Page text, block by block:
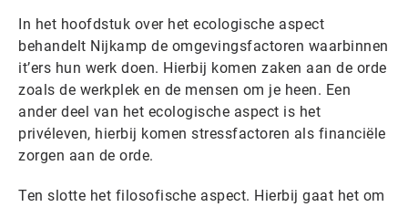
In het hoofdstuk over het ecologische aspect
behandelt Nijkamp de omgevingsfactoren waarbinnen
it’ers hun werk doen. Hierbij komen zaken aan de orde
zoals de werkplek en de mensen om je heen. Een
ander deel van het ecologische aspect is het
privéleven, hierbij komen stressfactoren als financiële
zorgen aan de orde.
Ten slotte het filosofische aspect. Hierbij gaat het om